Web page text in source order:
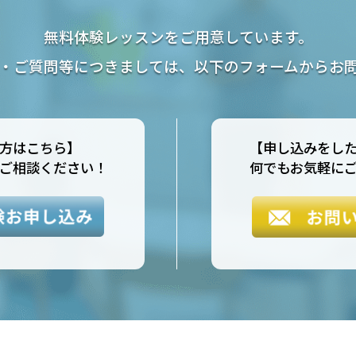
無料体験レッスンをご用意しています。
ご質問等につきましては、以下のフォームからお
はこちら】
相談ください！
【申し込みをし
何でもお気軽に